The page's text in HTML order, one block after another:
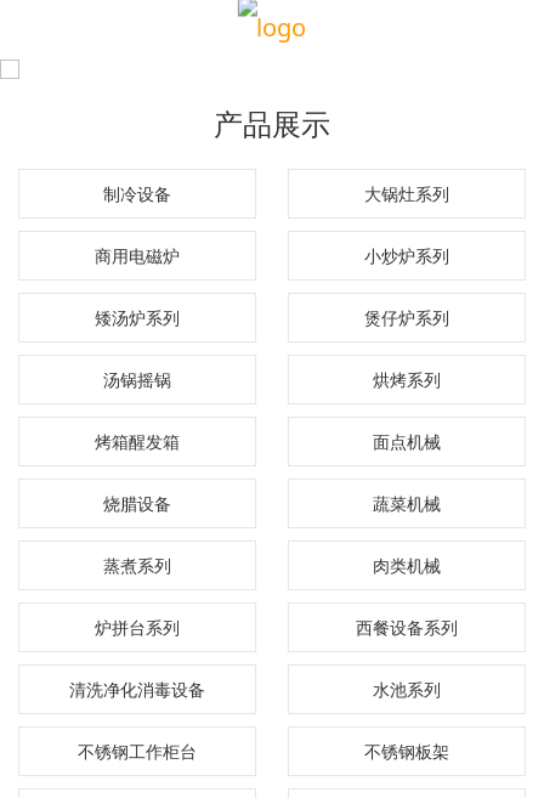
产品展示
制冷设备 大锅灶系列
商用电磁炉 小炒炉系列
矮汤炉系列 煲仔炉系列
汤锅摇锅 烘烤系列
烤箱醒发箱 面点机械
烧腊设备 蔬菜机械
蒸煮系列 肉类机械
炉拼台系列 西餐设备系列
清洗净化消毒设备 水池系列
不锈钢工作柜台 不锈钢板架